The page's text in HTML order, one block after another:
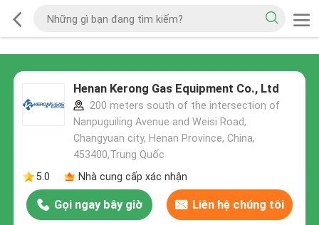
Henan Kerong Gas Equipment Co., Ltd
200 meters south of the intersection of
Nanpuguiling Avenue and Weisi Road,
Changyuan city, Henan Province, China,
453400,Trung Quốc
5.0
Nhà cung cấp xác nhận
Gọi ngay bây giờ Liên hệ chúng tôi